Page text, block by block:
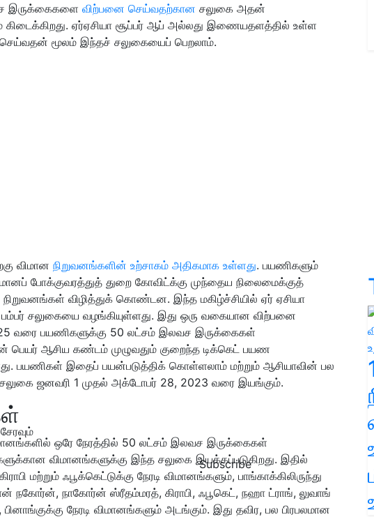
Subscribe
இருக்கைகளை விற்பனை செய்வதற்கான சலுகை அதன்
கிடைக்கிறது. ஏர்ஏசியா சூப்பர் ஆப் அல்லது இணையதளத்தில் உள்ள
மூலம் இந்தச் சலுகையைப் பெறலாம்.
விமான நிறுவனங்களின் உற்சாகம் அதிகமாக உள்ளது. பயணிகளும்
போக்குவரத்துத் துறை கோவிட்க்கு முந்தைய நிலைமைக்குத்
நிறுவனங்கள் விழித்துக் கொண்டன. இந்த மகிழ்ச்சியில் ஏர் ஏசியா
சலுகையை வழங்கியுள்ளது. இது ஒரு வகையான விற்பனை
25 வரை பயணிகளுக்கு 50 லட்சம் இலவச இருக்கைகள்
பெயர் ஆசிய கண்டம் முழுவதும் குறைந்த டிக்கெட் பயண
பயணிகள் இதைப் பயன்படுத்திக் கொள்ளலாம் மற்றும் ஆசியாவின் பல
ஜனவரி 1 முதல் அக்டோபர் 28, 2023 வரை இயங்கும்.
ஒரே நேரத்தில் 50 லட்சம் இலவச இருக்கைகள்
விமானங்களுக்கு இந்த சலுகை இயக்கப்படுகிறது. இதில்
மற்றும் ஃபூக்கெட்டுக்கு நேரடி விமானங்களும், பாங்காக்கிலிருந்து
நகோர்ன், நாகோர்ன் ஸ்ரீதம்மரத், கிராபி, ஃபூகெட், நஹா ட்ராங், லுவாங்
நேரடி விமானங்களும் அடங்கும். இது தவிர, பல பிரபலமான